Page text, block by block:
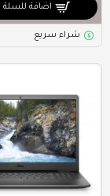
اضافة للسلة
شراء سريع